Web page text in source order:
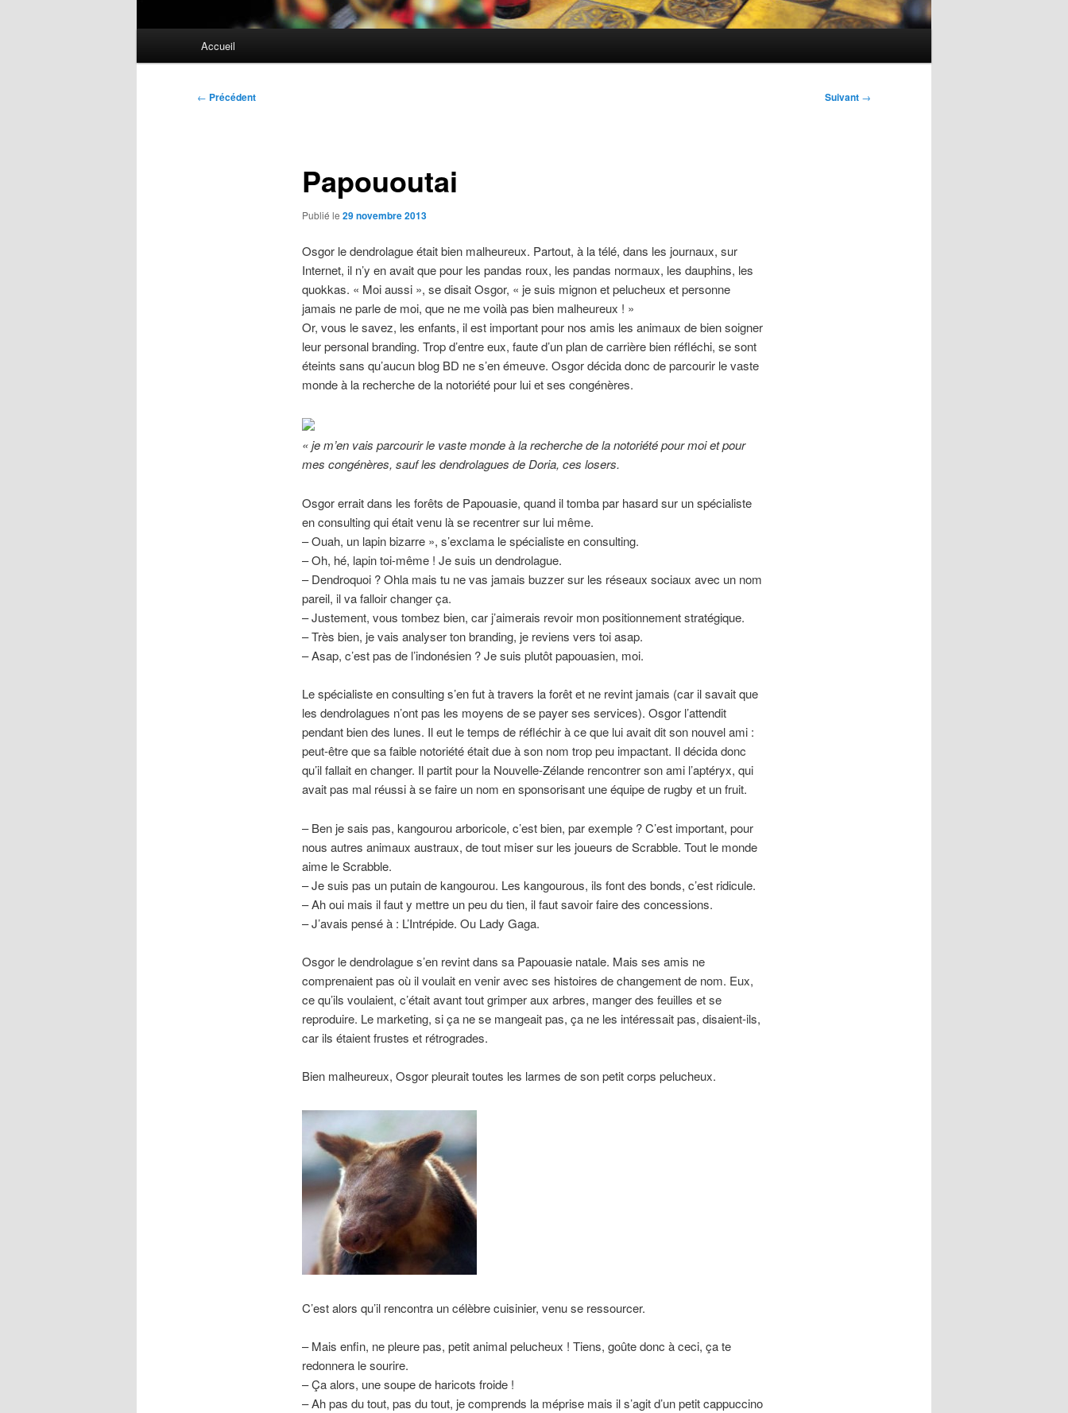
Accueil
Navigation
← Précédent Suivant →
Papououtai
Publié le 29 novembre 2013
Osgor le dendrolague était bien malheureux. Partout, à la télé, dans les journaux, sur
Internet, il n’y en avait que pour les pandas roux, les pandas normaux, les dauphins, les
quokkas. « Moi aussi », se disait Osgor, « je suis mignon et pelucheux et personne
jamais ne parle de moi, que ne me voilà pas bien malheureux ! »
Or, vous le savez, les enfants, il est important pour nos amis les animaux de bien soigner
leur personal branding. Trop d’entre eux, faute d’un plan de carrière bien réfléchi, se sont
éteints sans qu’aucun blog BD ne s’en émeuve. Osgor décida donc de parcourir le vaste
monde à la recherche de la notoriété pour lui et ses congénères.
« je m’en vais parcourir le vaste monde à la recherche de la notoriété pour moi et pour
mes congénères, sauf les dendrolagues de Doria, ces losers.
Osgor errait dans les forêts de Papouasie, quand il tomba par hasard sur un spécialiste
en consulting qui était venu là se recentrer sur lui même.
– Ouah, un lapin bizarre », s’exclama le spécialiste en consulting.
– Oh, hé, lapin toi-même ! Je suis un dendrolague.
– Dendroquoi ? Ohla mais tu ne vas jamais buzzer sur les réseaux sociaux avec un nom
pareil, il va falloir changer ça.
– Justement, vous tombez bien, car j’aimerais revoir mon positionnement stratégique.
– Très bien, je vais analyser ton branding, je reviens vers toi asap.
– Asap, c’est pas de l’indonésien ? Je suis plutôt papouasien, moi.
Le spécialiste en consulting s’en fut à travers la forêt et ne revint jamais (car il savait que
les dendrolagues n’ont pas les moyens de se payer ses services). Osgor l’attendit
pendant bien des lunes. Il eut le temps de réfléchir à ce que lui avait dit son nouvel ami :
peut-être que sa faible notoriété était due à son nom trop peu impactant. Il décida donc
qu’il fallait en changer. Il partit pour la Nouvelle-Zélande rencontrer son ami l’aptéryx, qui
avait pas mal réussi à se faire un nom en sponsorisant une équipe de rugby et un fruit.
– Ben je sais pas, kangourou arboricole, c’est bien, par exemple ? C’est important, pour
nous autres animaux austraux, de tout miser sur les joueurs de Scrabble. Tout le monde
aime le Scrabble.
– Je suis pas un putain de kangourou. Les kangourous, ils font des bonds, c’est ridicule.
– Ah oui mais il faut y mettre un peu du tien, il faut savoir faire des concessions.
– J’avais pensé à : L’Intrépide. Ou Lady Gaga.
Osgor le dendrolague s’en revint dans sa Papouasie natale. Mais ses amis ne
comprenaient pas où il voulait en venir avec ses histoires de changement de nom. Eux,
ce qu’ils voulaient, c’était avant tout grimper aux arbres, manger des feuilles et se
reproduire. Le marketing, si ça ne se mangeait pas, ça ne les intéressait pas, disaient-ils,
car ils étaient frustes et rétrogrades.
Bien malheureux, Osgor pleurait toutes les larmes de son petit corps pelucheux.
C’est alors qu’il rencontra un célèbre cuisinier, venu se ressourcer.
– Mais enfin, ne pleure pas, petit animal pelucheux ! Tiens, goûte donc à ceci, ça te
redonnera le sourire.
– Ça alors, une soupe de haricots froide !
– Ah pas du tout, pas du tout, je comprends la méprise mais il s’agit d’un petit cappuccino